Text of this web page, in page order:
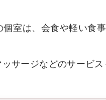
室は、会食や軽い食
サージなどのサービス